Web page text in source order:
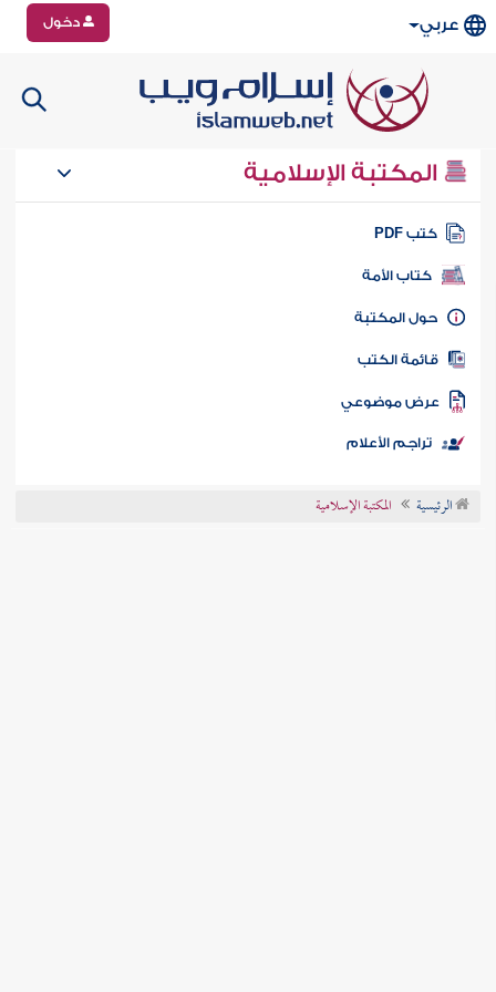
عربي دخول
المكتبة الإسلامية
كتب PDF
كتاب الأمة
المكتبة
الكتب
موضوعي
تراجم الأعلام
الرئيسية المكتبة الإسلامية